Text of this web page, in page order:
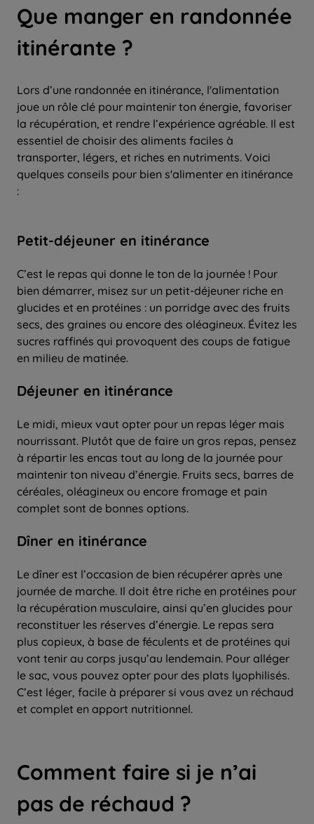
Que manger en randonnée
itinérante ?
Lors d’une randonnée en itinérance, l'alimentation
joue un rôle clé pour maintenir ton énergie, favoriser
la récupération, et rendre l’expérience agréable. Il est
essentiel de choisir des aliments faciles à
transporter, légers, et riches en nutriments. Voici
quelques conseils pour bien s'alimenter en itinérance
:
Petit-déjeuner en itinérance
C’est le repas qui donne le ton de la journée ! Pour
bien démarrer, misez sur un petit-déjeuner riche en
glucides et en protéines : un porridge avec des fruits
secs, des graines ou encore des oléagineux. Évitez les
sucres raffinés qui provoquent des coups de fatigue
en milieu de matinée.
Déjeuner en itinérance
Le midi, mieux vaut opter pour un repas léger mais
nourrissant. Plutôt que de faire un gros repas, pensez
à répartir les encas tout au long de la journée pour
maintenir ton niveau d’énergie. Fruits secs, barres de
céréales, oléagineux ou encore fromage et pain
complet sont de bonnes options.
Dîner en itinérance
Le dîner est l’occasion de bien récupérer après une
journée de marche. Il doit être riche en protéines pour
la récupération musculaire, ainsi qu’en glucides pour
reconstituer les réserves d’énergie. Le repas sera
plus copieux, à base de féculents et de protéines qui
vont tenir au corps jusqu’au lendemain. Pour alléger
le sac, vous pouvez opter pour des plats lyophilisés.
C’est léger, facile à préparer si vous avez un réchaud
et complet en apport nutritionnel.
Comment faire si je n’ai
pas de réchaud ?